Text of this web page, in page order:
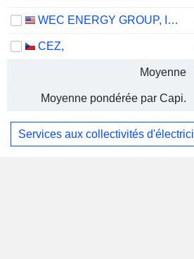
WEC ENERGY GROUP, INC.
CEZ,
Moyenne
Moyenne pondérée par Capi.
Services aux collectivités